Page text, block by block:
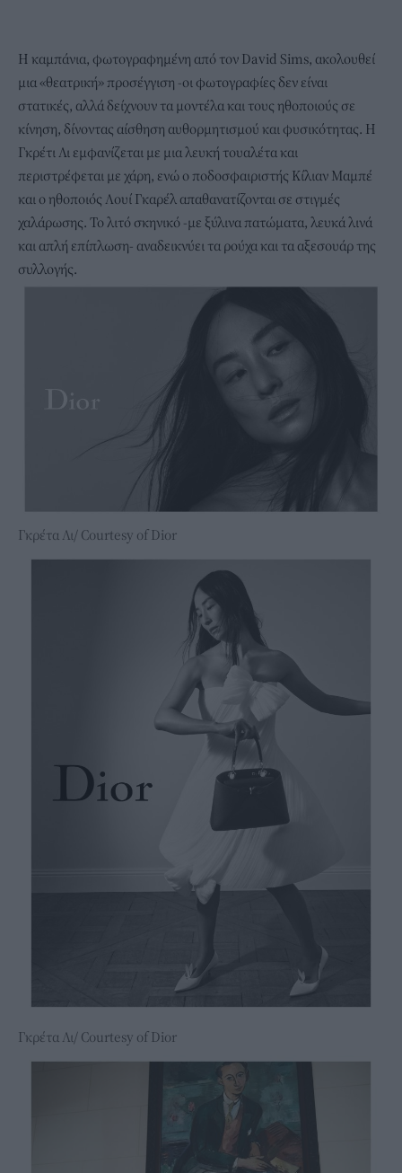
Η καμπάνια, φωτογραφημένη από τον David Sims, ακολουθεί
μια «θεατρική» προσέγγιση -οι φωτογραφίες δεν είναι
στατικές, αλλά δείχνουν τα μοντέλα και τους ηθοποιούς σε
κίνηση, δίνοντας αίσθηση αυθορμητισμού και φυσικότητας. Η
Γκρέτι Λι εμφανίζεται με μια λευκή τουαλέτα και
περιστρέφεται με χάρη, ενώ ο ποδοσφαιριστής Κίλιαν Μαμπέ
και ο ηθοποιός Λουί Γκαρέλ απαθανατίζονται σε στιγμές
χαλάρωσης. Το λιτό σκηνικό -με ξύλινα πατώματα, λευκά λινά
και απλή επίπλωση- αναδεικνύει τα ρούχα και τα αξεσουάρ της
συλλογής.
Γκρέτα Λι/ Courtesy of Dior
Γκρέτα Λι/ Courtesy of Dior